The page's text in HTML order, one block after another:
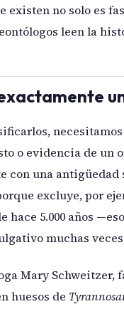
existen no solo es
leen la
o evidencia de un
con una antigüedad
excluye, por
hace 5.000 años
muchas
Mary Schweitzer,
huesos de